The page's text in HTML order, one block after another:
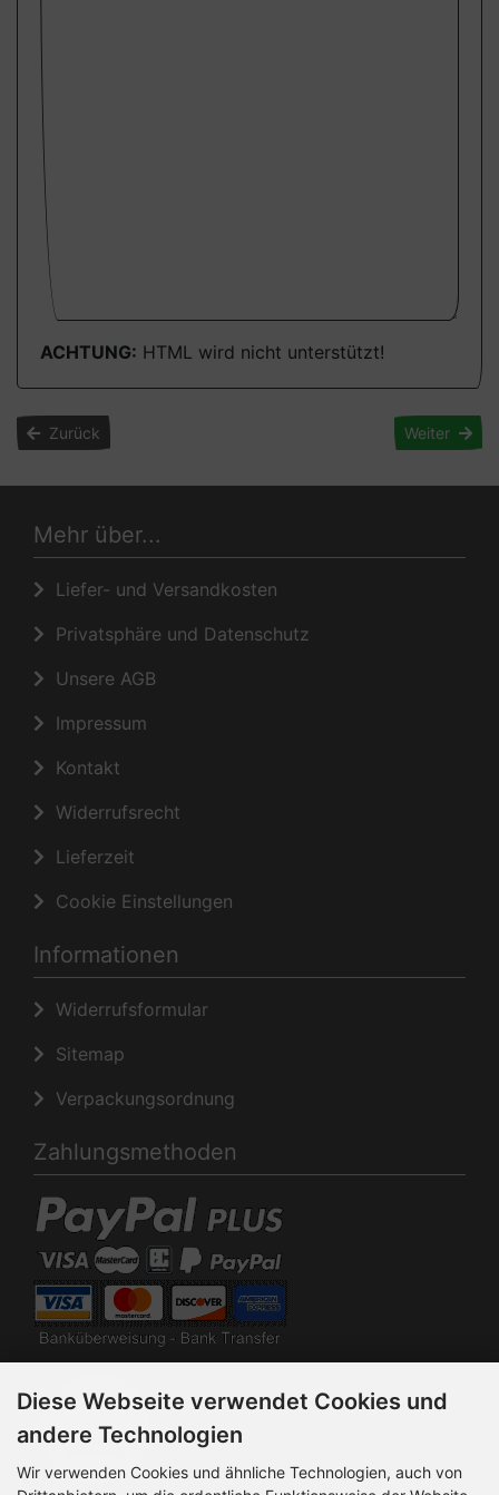
ACHTUNG: HTML wird nicht unterstützt!
Zurück Weiter
Mehr über...
Liefer- und Versandkosten
Privatsphäre und Datenschutz
Unsere AGB
Impressum
Kontakt
Widerrufsrecht
Lieferzeit
Cookie Einstellungen
Informationen
Widerrufsformular
Sitemap
Verpackungsordnung
Zahlungsmethoden
Diese Webseite verwendet Cookies und
andere Technologien
Wir verwenden Cookies und ähnliche Technologien, auch von